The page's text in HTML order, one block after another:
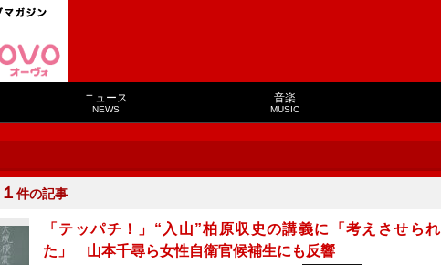
ニュース
NEWS
音楽
MUSIC
１ 件の記事
「テッパチ！」“入山”柏原収史の講義に「考えさせられ
た」 山本千尋ら女性自衛官候補生にも反響